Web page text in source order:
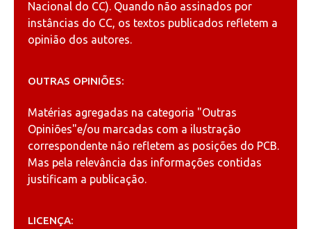
Nacional do CC). Quando não assinados por
instâncias do CC, os textos publicados refletem a
opinião dos autores.
OUTRAS OPINIÕES:
Matérias agregadas na categoria "Outras
Opiniões"e/ou marcadas com a ilustração
correspondente não refletem as posições do PCB.
Mas pela relevância das informações contidas
justificam a publicação.
LICENÇA: